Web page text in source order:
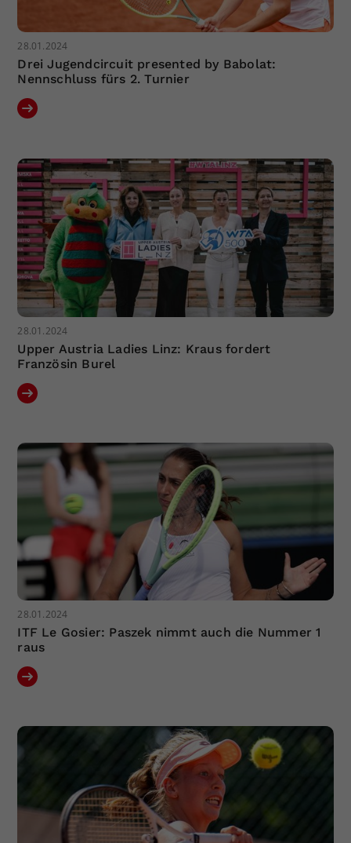
28.01.2024
Drei Jugendcircuit presented by Babolat:
Nennschluss fürs 2. Turnier
28.01.2024
Upper Austria Ladies Linz: Kraus fordert
Französin Burel
28.01.2024
ITF Le Gosier: Paszek nimmt auch die Nummer 1
raus